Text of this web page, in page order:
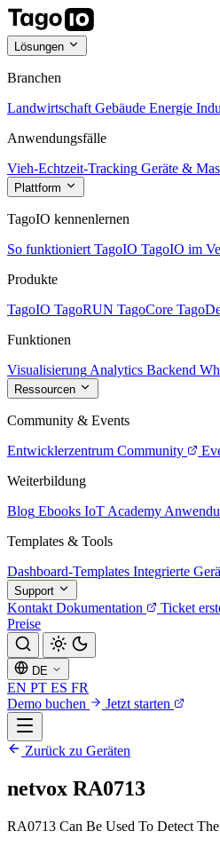
Lösungen
Branchen
Landwirtschaft Gebäude Energie
Anwendungsfälle
Vieh-Echtzeit-Tracking Geräte &
Plattform
TagoIO kennenlernen
So funktioniert TagoIO TagoIO im
Produkte
TagoIO TagoRUN TagoCore
Funktionen
Visualisierung Analytics Backend
Ressourcen
Community & Events
Entwicklerzentrum Community
Weiterbildung
Blog Ebooks IoT Academy
Templates & Tools
Dashboard-Templates Integrierte
Support
Kontakt Dokumentation Ticket
Preise
DE
EN PT ES FR
Demo buchen
Jetzt starten
Zurück zu Geräten
netvox RA0713
RA0713 Can Be Used To Detect